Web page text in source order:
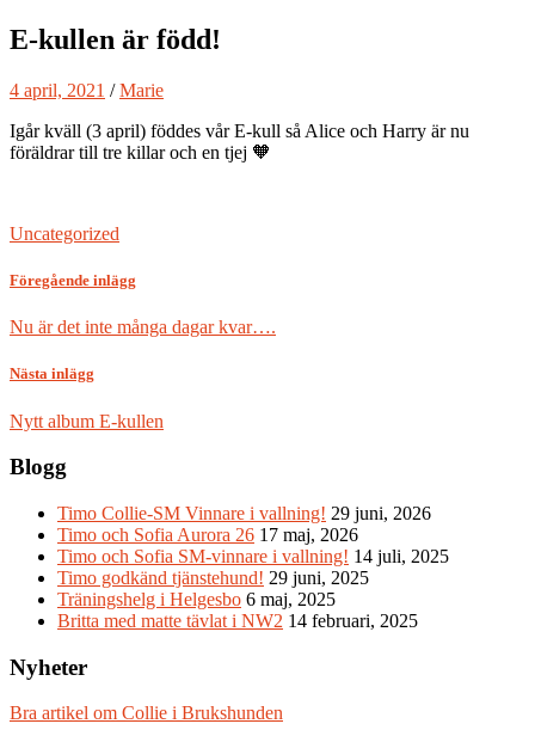
E-kullen är född!
4 april, 2021 /Marie
Igår kväll (3 april) föddes vår E-kull så Alice och Harry är nu
föräldrar till tre killar och en tjej 🧡
Uncategorized
Föregående inlägg
Nu är det inte många dagar kvar….
Nästa inlägg
Nytt album E-kullen
Blogg
Timo Collie-SM Vinnare i vallning! 29 juni, 2026
Timo och Sofia Aurora 26 17 maj, 2026
Timo och Sofia SM-vinnare i vallning! 14 juli, 2025
Timo godkänd tjänstehund! 29 juni, 2025
Träningshelg i Helgesbo 6 maj, 2025
Britta med matte tävlat i NW2 14 februari, 2025
Nyheter
Bra artikel om Collie i Brukshunden